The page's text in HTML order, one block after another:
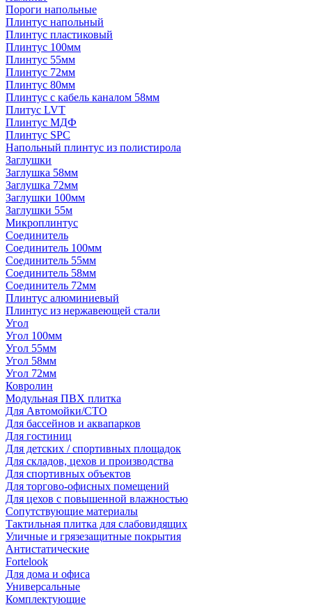
Пороги напольные
Плинтус напольный
Плинтус пластиковый
Плинтус 100мм
Плинтус 55мм
Плинтус 72мм
Плинтус 80мм
Плинтус с кабель каналом 58мм
Плитус LVT
Плинтус МДФ
Плинтус SPC
Напольный плинтус из полистирола
Заглушки
Заглушка 58мм
Заглушка 72мм
Заглушки 100мм
Заглушки 55м
Микроплинтус
Соединитель
Соединитель 100мм
Соединитель 55мм
Соединитель 58мм
Соединитель 72мм
Плинтус алюминиевый
Плинтус из нержавеющей стали
Угол
Угол 100мм
Угол 55мм
Угол 58мм
Угол 72мм
Ковролин
Модульная ПВХ плитка
Для Автомойки/СТО
Для бассейнов и аквапарков
Для гостиниц
Для детских / спортивных площадок
Для складов, цехов и производства
Для спортивных объектов
Для торгово-офисных помещений
Для цехов с повышенной влажностью
Сопутствующие материалы
Тактильная плитка для слабовидящих
Уличные и грязезащитные покрытия
Антистатические
Fortelook
Для дома и офиса
Универсальные
Комплектующие